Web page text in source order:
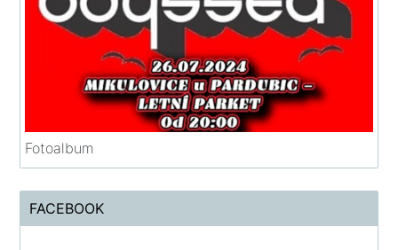
Fotoalbum
FACEBOOK